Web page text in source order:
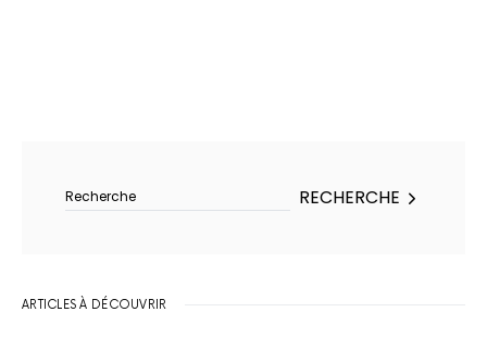
RECHERCHE
ARTICLES À DÉCOUVRIR